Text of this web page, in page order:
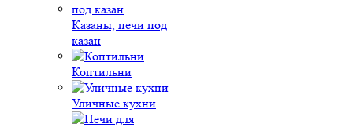
Казаны, печи под
казан
Коптильни
Уличные кухни